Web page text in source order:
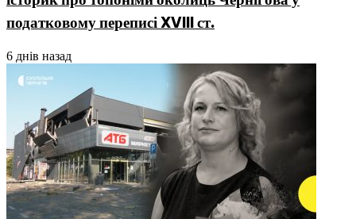
податковому переписі XVIII ст.
6 днів назад